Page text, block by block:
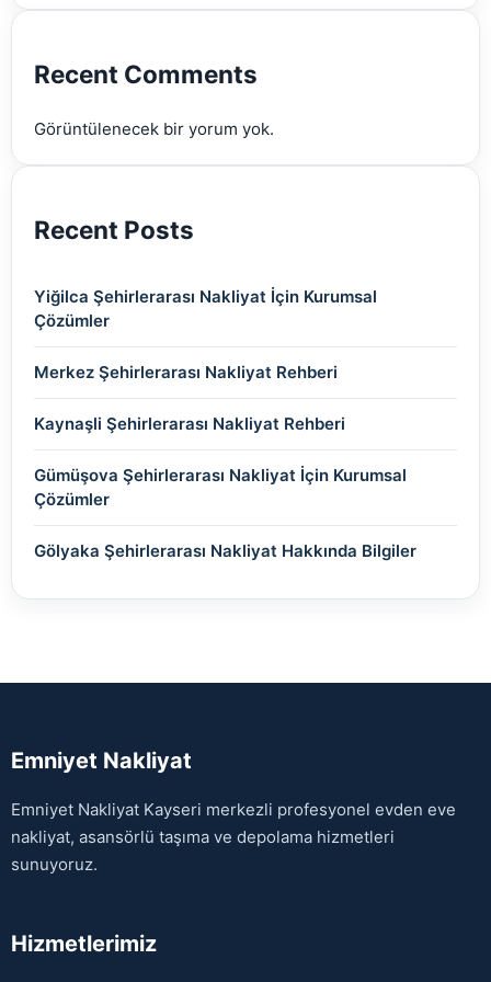
(2)(2)
(2)
Recent Comments
Görüntülenecek bir yorum yok.
Recent Posts
Yiğilca Şehirlerarası Nakliyat İçin Kurumsal
Çözümler
Merkez Şehirlerarası Nakliyat Rehberi
Kaynaşli Şehirlerarası Nakliyat Rehberi
Gümüşova Şehirlerarası Nakliyat İçin Kurumsal
Çözümler
Gölyaka Şehirlerarası Nakliyat Hakkında Bilgiler
Emniyet Nakliyat
Emniyet Nakliyat Kayseri merkezli profesyonel evden eve
nakliyat, asansörlü taşıma ve depolama hizmetleri
sunuyoruz.
Hizmetlerimiz